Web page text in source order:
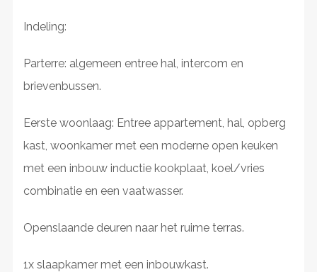
Indeling:
Parterre: algemeen entree hal, intercom en
brievenbussen.
Eerste woonlaag: Entree appartement, hal, opberg
kast, woonkamer met een moderne open keuken
met een inbouw inductie kookplaat, koel/vries
combinatie en een vaatwasser.
Openslaande deuren naar het ruime terras.
1x slaapkamer met een inbouwkast.